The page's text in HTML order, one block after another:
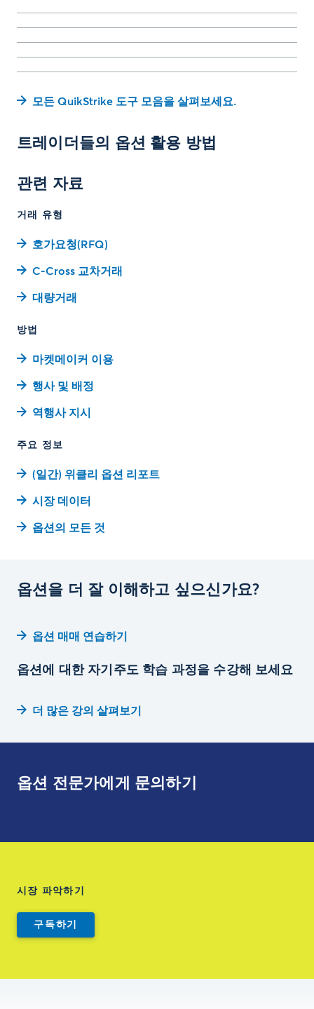
모든 QuikStrike 도구 모음을 살펴보세요.
트레이더들의 옵션 활용 방법
관련 자료
거래 유형
호가요청(RFQ)
C-Cross 교차거래
대량거래
방법
마켓메이커 이용
행사 및 배정
역행사 지시
주요 정보
(일간) 위클리 옵션 리포트
시장 데이터
옵션의 모든 것
옵션을 더 잘 이해하고 싶으신가요?
옵션 매매 연습하기
옵션에 대한 자기주도 학습 과정을 수강해 보세요
더 많은 강의 살펴보기
옵션 전문가에게 문의하기
시장 파악하기
구독하기